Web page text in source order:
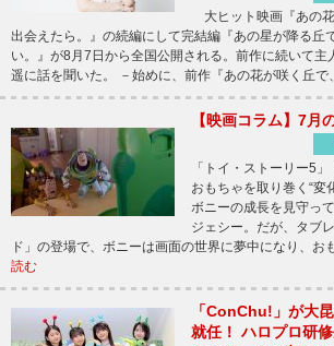
大ヒット映画『あの
出会えたら。』の続編にして完結編『あの星が降る丘
い。』が8月7日から全国公開される。前作に続いて主
遥に話を聞いた。 －始めに、前作『あの花が咲く丘
【映画コラム】7月
「トイ・ストーリー5
おもちゃを取り巻く“
ボニーの成長を見守っ
ジェシー。だが、タブ
ド」の登場で、ボニーは画面の世界に夢中になり、
読む
「ConChu!」が大
就任！ ハロプロ研